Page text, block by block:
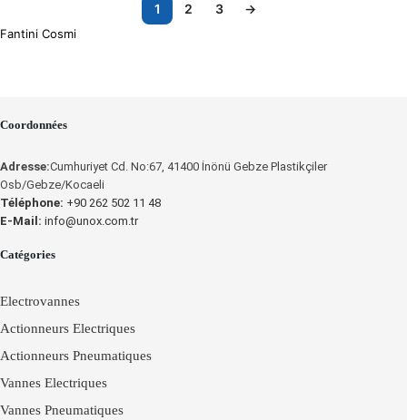
1 2 3 →
Fantini Cosmi
Coordonnées
Adresse:Cumhuriyet Cd. No:67, 41400 İnönü Gebze Plastikçiler
Osb/Gebze/Kocaeli
Téléphone: +90 262 502 11 48
E-Mail: info@unox.com.tr
Catégories
Electrovannes
Actionneurs Electriques
Actionneurs Pneumatiques
Vannes Electriques
Vannes Pneumatiques